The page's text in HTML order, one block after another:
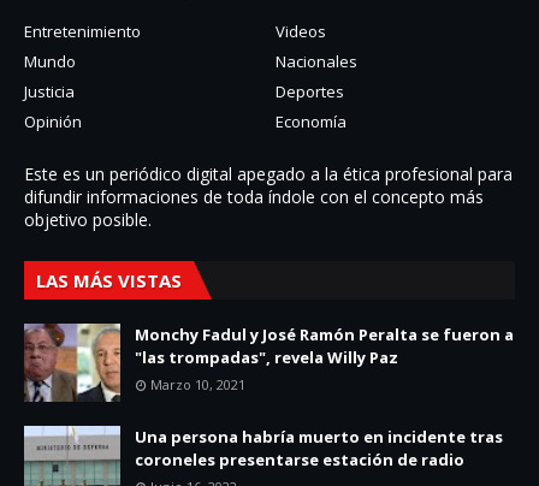
Entretenimiento
Videos
Mundo
Nacionales
Justicia
Deportes
Opinión
Economía
Este es un periódico digital apegado a la ética profesional para
difundir informaciones de toda í­ndole con el concepto más
objetivo posible.
LAS MÁS VISTAS
Monchy Fadul y José Ramón Peralta se fueron a
"las trompadas", revela Willy Paz
Marzo 10, 2021
Una persona habría muerto en incidente tras
coroneles presentarse estación de radio